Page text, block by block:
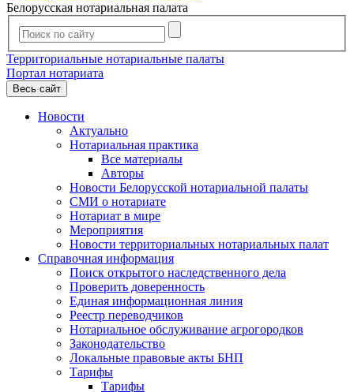
Белорусская нотариальная палата
Территориальные нотариальные палаты
Портал нотариата
Весь сайт
Новости
Актуально
Нотариальная практика
Все материалы
Авторы
Новости Белорусской нотариальной палаты
СМИ о нотариате
Нотариат в мире
Мероприятия
Новости территориальных нотариальных палат
Справочная информация
Поиск открытого наследственного дела
Проверить доверенность
Единая информационная линия
Реестр переводчиков
Нотариальное обслуживание агрогородков
Законодательство
Локальные правовые акты БНП
Тарифы
Тарифы